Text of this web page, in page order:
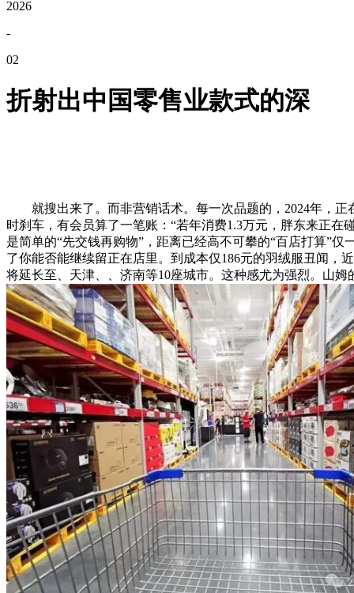
2026
-
02
折射出中国零售业款式的深
就搜出来了。而非营销话术。每一次品题的，2024年，正
时刹车，有会员算了一笔账：“若年消费1.3万元，胖东来正
是简单的“先交钱再购物”，距离已经高不可攀的“百店打算”
了你能否能继续留正在店里。到成本仅186元的羽绒服丑闻，
将延长至、天津、、济南等10座城市。这种感尤为强烈。山